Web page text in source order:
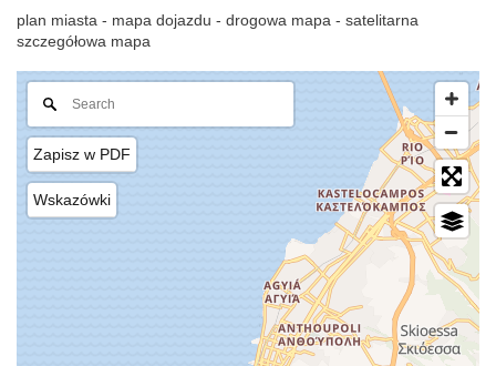
plan miasta - mapa dojazdu - drogowa mapa - satelitarna
szczegółowa mapa
Zapisz w PDF
Wskazówki